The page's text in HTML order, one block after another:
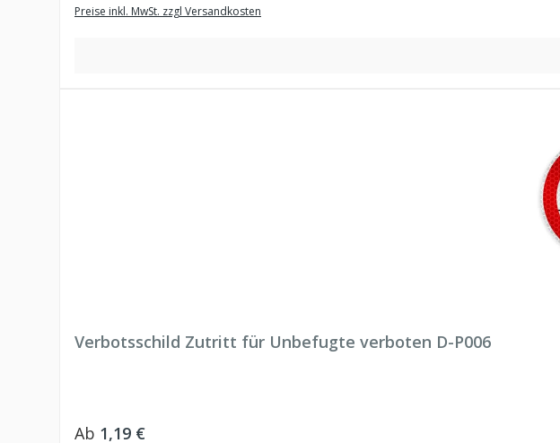
Preise inkl. MwSt. zzgl Versandkosten
Verbotsschild Zutritt für Unbefugte verboten D-P006
Regulärer Preis:
Ab 1,19 €